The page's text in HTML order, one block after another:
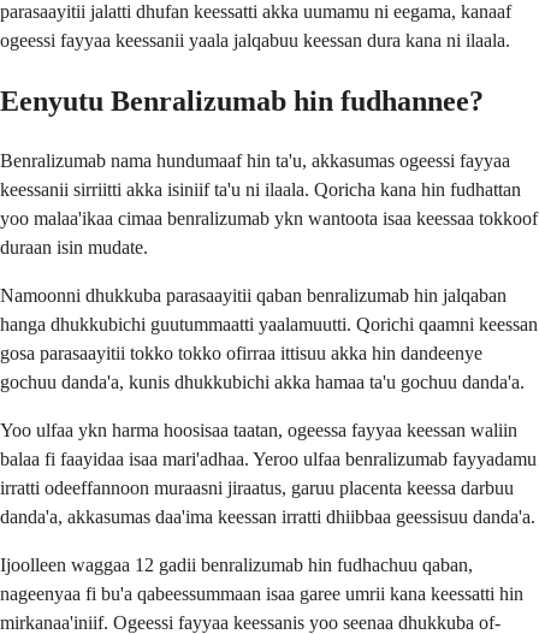
parasaayitii jalatti dhufan keessatti akka uumamu ni eegama, kanaaf
ogeessi fayyaa keessanii yaala jalqabuu keessan dura kana ni ilaala.
Eenyutu Benralizumab hin fudhannee?
Benralizumab nama hundumaaf hin ta'u, akkasumas ogeessi fayyaa
keessanii sirriitti akka isiniif ta'u ni ilaala. Qoricha kana hin fudhattan
yoo malaa'ikaa cimaa benralizumab ykn wantoota isaa keessaa tokkoof
duraan isin mudate.
Namoonni dhukkuba parasaayitii qaban benralizumab hin jalqaban
hanga dhukkubichi guutummaatti yaalamuutti. Qorichi qaamni keessan
gosa parasaayitii tokko tokko ofirraa ittisuu akka hin dandeenye
gochuu danda'a, kunis dhukkubichi akka hamaa ta'u gochuu danda'a.
Yoo ulfaa ykn harma hoosisaa taatan, ogeessa fayyaa keessan waliin
balaa fi faayidaa isaa mari'adhaa. Yeroo ulfaa benralizumab fayyadamu
irratti odeeffannoon muraasni jiraatus, garuu placenta keessa darbuu
danda'a, akkasumas daa'ima keessan irratti dhiibbaa geessisuu danda'a.
Ijoolleen waggaa 12 gadii benralizumab hin fudhachuu qaban,
nageenyaa fi bu'a qabeessummaan isaa garee umrii kana keessatti hin
mirkanaa'iniif. Ogeessi fayyaa keessanis yoo seenaa dhukkuba of-